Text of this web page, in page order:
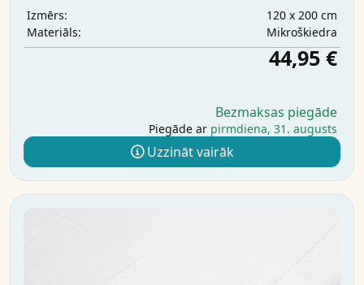
Izmērs:
120 x 200 cm
Materiāls:
Mikrošķiedra
44,95 €
Bezmaksas piegāde
Piegāde ar pirmdiena, 31. augusts
Uzzināt vairāk